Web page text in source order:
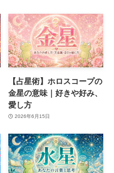
【占星術】ホロスコープの
金星の意味｜好きや好み、
愛し方
2026年6月15日